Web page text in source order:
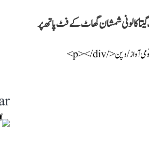
کالونی شمشان گھاٹ کے فٹ پاتھ پر